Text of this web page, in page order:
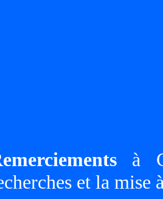
à
et la mise